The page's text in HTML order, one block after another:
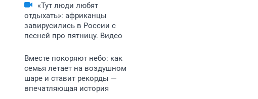
«Тут люди любят
отдыхать»: африканцы
завирусились в России с
песней про пятницу. Видео
Вместе покоряют небо: как
семья летает на воздушном
шаре и ставит рекорды —
впечатляющая история